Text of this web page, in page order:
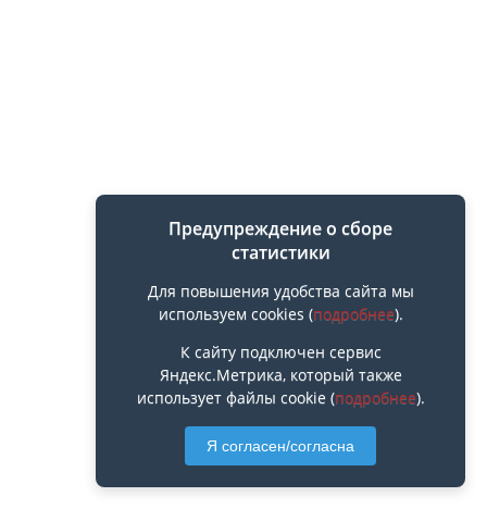
Предупреждение о сборе
статистики
Для повышения удобства сайта мы
используем cookies (подробнее).
К сайту подключен сервис
Яндекс.Метрика, который также
использует файлы cookie (подробнее).
Я согласен/согласна